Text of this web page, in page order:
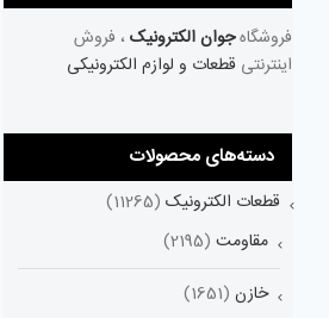
فروشگاهجوان الکترونیک ، فروش
اینترنتی قطعات و لوازم الکترونیکی
دسته‌های محصولات
قطعات الکترونیک (11265)
مقاومت (2195)
خازن (1651)